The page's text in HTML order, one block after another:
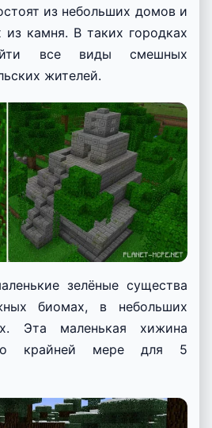
из небольших домов и
из камня. В таких городках
все виды смешных
жителей.
зелёные существа
биомах, в небольших
Эта маленькая хижина
по крайней мере для 5